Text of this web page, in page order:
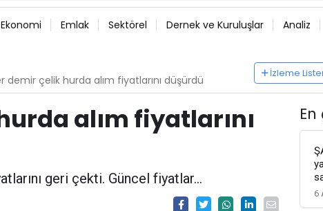
Ekonomi Emlak Sektörel Dernek ve Kuruluşlar Analiz
demir çelik hurda alım fiyatlarını düşürdü
İzleme
alım fiyatlarını
geri çekti. Güncel fiyatlar...
6